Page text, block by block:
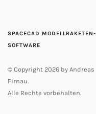
SPACECAD MODELLRAKETEN-
SOFTWARE
© Copyright 2026 by Andreas
Firnau.
Alle Rechte vorbehalten.